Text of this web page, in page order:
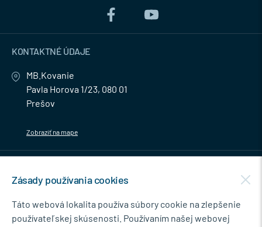
KONTAKTNÉ ÚDAJE
MB.Kovanie
Pavla Horova 1/23, 080 01
Prešov
Zobraziť na mape
NEWSLETTER
Zásady používania cookies
Táto webová lokalita používa súbory cookie na zlepšenie
používateľskej skúsenosti. Používaním našej webovej